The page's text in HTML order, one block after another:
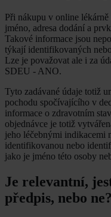
Při nákupu v online
jméno, adresa dodání a
Takové informace jsou
týkají identifikovaných
Lze je považovat ale i za
SDEU - ANO.
Tyto zadávané údaje totiž
pochodu spočívajícího v
informace o zdravotním
objednávce je totiž
jeho léčebnými indikacemi
identifikovanou nebo
jako je jméno této osoby
Je relevantní,
předpis, nebo ne?